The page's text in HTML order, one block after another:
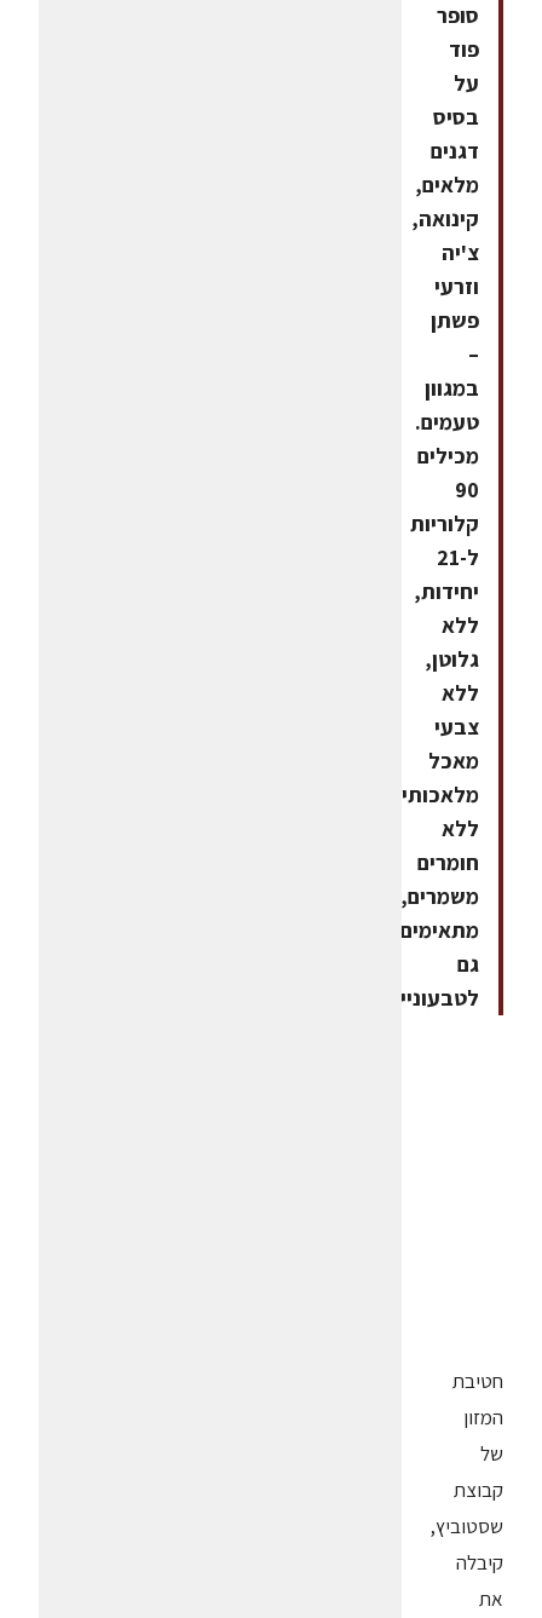
סופר
פוד
על
בסיס
דגנים
מלאים,
קינואה,
צ'יה
וזרעי
פשתן
–
במגוון
טעמים.
מכילים
90
קלוריות
ל-21
יחידות,
ללא
גלוטן,
ללא
צבעי
מאכל
מלאכותיים,
ללא
חומרים
משמרים,
מתאימים
גם
לטבעוניים
חטיבת
המזון
של
קבוצת
שסטוביץ,
קיבלה
את